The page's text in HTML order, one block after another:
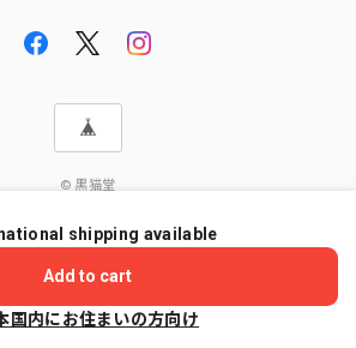
© 黒猫堂
shipping available
Add to cart
国内にお住まいの方向け
ショップに質問する